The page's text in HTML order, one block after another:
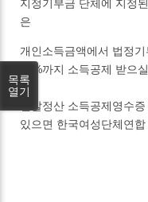
지정기부금 단체에 지정
은
개인소득금액에서 법정
10%까지 소득공제 받으
연말정산 소득공제영수
있으면 한국여성단체연
목록
열기